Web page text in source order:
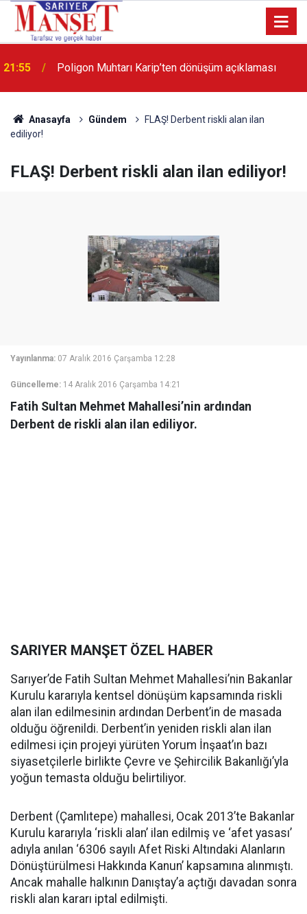
13:36 'Poligon'da İstanbul'a örnek proje gerçekleştirilecek'
Anasayfa Gündem
FLAŞ! Derbent riskli alan ilan
ediliyor!
FLAŞ! Derbent riskli alan ilan ediliyor!
Yayınlanma: 07 Aralık 2016 Çarşamba 12:28
Güncelleme: 14 Aralık 2016 Çarşamba 14:21
Fatih Sultan Mehmet Mahallesi’nin ardından
Derbent de riskli alan ilan ediliyor.
SARIYER MANŞET ÖZEL HABER
Sarıyer’de Fatih Sultan Mehmet Mahallesi’nin Bakanlar
Kurulu kararıyla kentsel dönüşüm kapsamında riskli
alan ilan edilmesinin ardından Derbent’in de masada
olduğu öğrenildi. Derbent’in yeniden riskli alan ilan
edilmesi için projeyi yürüten Yorum İnşaat’ın bazı
siyasetçilerle birlikte Çevre ve Şehircilik Bakanlığı’yla
yoğun temasta olduğu belirtiliyor.
Derbent (Çamlıtepe) mahallesi, Ocak 2013’te Bakanlar
Kurulu kararıyla ‘riskli alan’ ilan edilmiş ve ‘afet yasası’
adıyla anılan ‘6306 sayılı Afet Riski Altındaki Alanların
Dönüştürülmesi Hakkında Kanun’ kapsamına alınmıştı.
Ancak mahalle halkının Danıştay’a açtığı davadan sonra
riskli alan kararı iptal edilmişti.